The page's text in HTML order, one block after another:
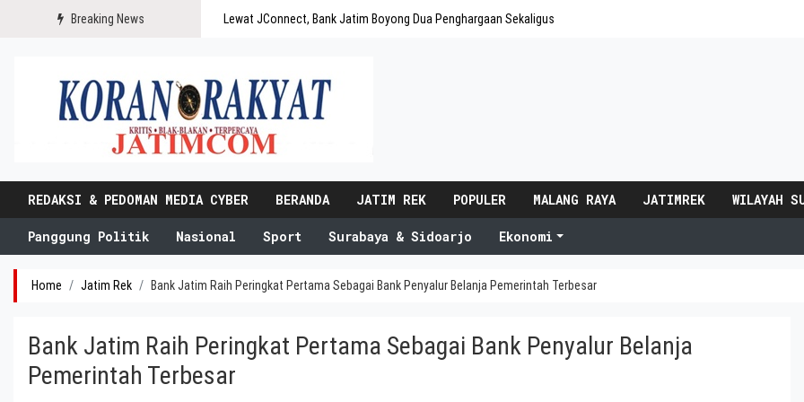
Breaking News Lewat JConnect, Bank Jatim Boyong Dua Penghargaan Sekaligus
REDAKSI & PEDOMAN MEDIA CYBER BERANDA JATIM REK POPULER MALANG RAYA JATIMREK WILAYAH
Panggung Politik Nasional Sport Surabaya & Sidoarjo Ekonomi
Home Jatim Rek Bank Jatim Raih Peringkat Pertama Sebagai Bank Penyalur Belanja Pemerintah Terbesar
Bank Jatim Raih Peringkat Pertama Sebagai Bank Penyalur Belanja
Pemerintah Terbesar